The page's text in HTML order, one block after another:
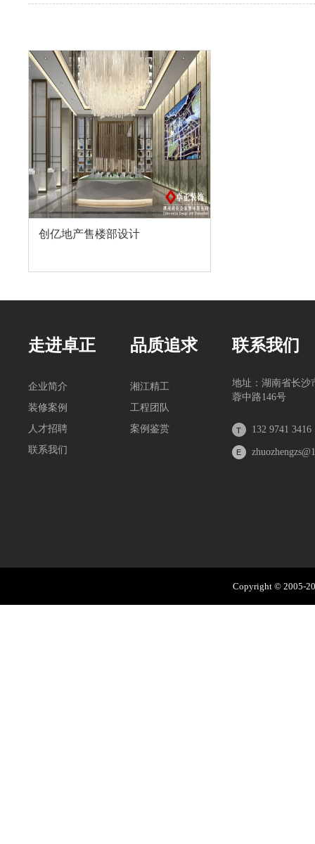
创亿地产售楼部设计
走进卓正
企业简介
装修案例
人才招聘
联系我们
品质追求
湘江精工
工程团队
案例鉴赏
联系我们
地址：湖南省长沙
蓉中路146号
132 9741 3416
Copyright © 2005-